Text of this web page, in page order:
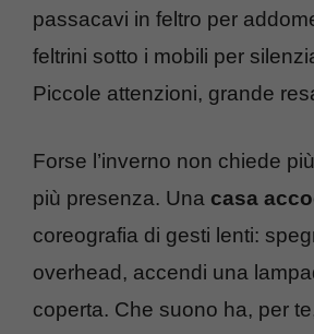
passacavi in feltro per
feltrini sotto i mobili per
Piccole attenzioni, grande
Forse l’inverno non chiede
più presenza. Una casa
coreografia di gesti lenti:
overhead, accendi una
coperta. Che suono ha, per